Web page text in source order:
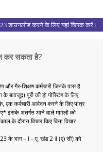
डाउनलोड करने के लिए यहां क्लिक करें।
कर सकता है?
और गैर-शिक्षण कर्मचारी जिनके पास है
के बावजूद) पूरी की हो पोस्टिंग के लिए,
एक कर्मचारी आवेदन करने के लिए पात्र
इसके अंतर्गत आने वाले मामलों को
के दौरान विचार किए बिना विचार
के भाग – I – ए, खंड 2 II (ए) सी) को